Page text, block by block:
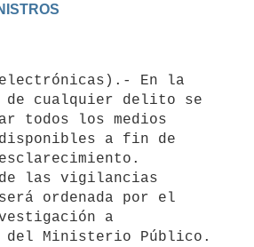
En la
de cualquier delito se
todos los medios
a fin de
las vigilancias
ordenada por el
a
del Ministerio Público.